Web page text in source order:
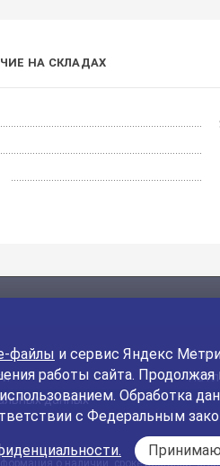
НА СКЛАДАХ
данных
На
файлы и сервис Яндекс
работы сайта. Продолжая
Обработка
с Федеральным
Принимаю